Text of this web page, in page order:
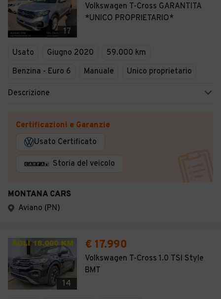
17
Volkswagen T-Cross GARANTITA
*UNICO PROPRIETARIO*
Usato Giugno 2020
59.000 km
Benzina - Euro 6
Manuale Unico proprietario
Descrizione
Certificazioni e Garanzie
Usato Certificato
Storia del veicolo
MONTANA CARS
Aviano (PN)
14
€ 17.990
Volkswagen T-Cross 1.0 TSI Style
BMT